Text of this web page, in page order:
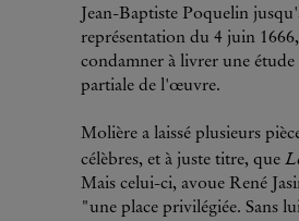
Jean-Baptiste Poquelin
représentation du 4 juin 1666,
condamner à livrer une étude
partiale de l'œuvre.
Molière a laissé plusieurs
célèbres, et à juste titre, que
Mais celui-ci, avoue René
"une place privilégiée. Sans